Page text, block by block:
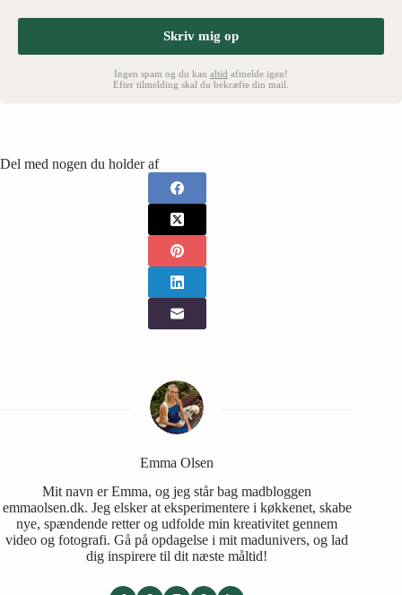
Skriv mig op
Ingen spam og du kan altid afmelde igen!
Efter tilmelding skal du bekræfte din mail.
Del med nogen du holder af
Emma Olsen
Mit navn er Emma, og jeg står bag madbloggen
emmaolsen.dk. Jeg elsker at eksperimentere i køkkenet, skabe
nye, spændende retter og udfolde min kreativitet gennem
video og fotografi. Gå på opdagelse i mit madunivers, og lad
dig inspirere til dit næste måltid!